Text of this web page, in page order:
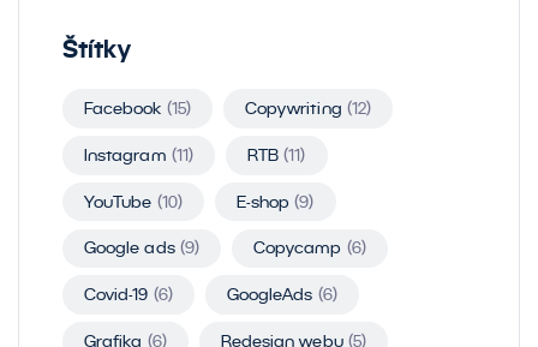
Štítky
Facebook (15) Copywriting (12)
Instagram (11) RTB(11)
YouTube (10) E-shop(9)
Google ads (9) Copycamp (6)
Covid-19 (6) GoogleAds (6)
Grafika (6) Redesign webu (5)